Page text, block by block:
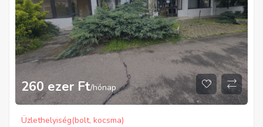
260 ezer Ft/hónap
Üzlethelyiség(bolt, kocsma)